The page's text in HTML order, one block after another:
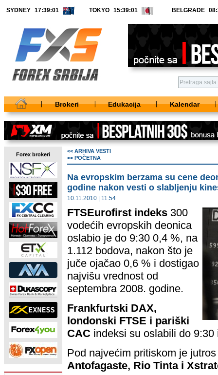
SYDNEY TOKYO BELGRADE
Brokeri Edukacija Kalendar
Forex brokeri
<< ARHIVA VESTI
<< POČETNA
Na evropskim berzama su cene
godine nakon vesti o slabljenju
10.11.2010 | 11:54
FTSEurofirst indeks 300
vodećih evropskih deonica
oslabio je do 9:30 0,4 %, na
1.112 bodova, nakon što je
juče ojačao 0,6 % i dostigao
najvišu vrednost od
septembra 2008. godine.
Frankfurtski DAX,
londonski FTSE i pariški
CAC indeksi su oslabili do
Pod najvećim pritiskom je
Antofagaste, Rio Tinta i